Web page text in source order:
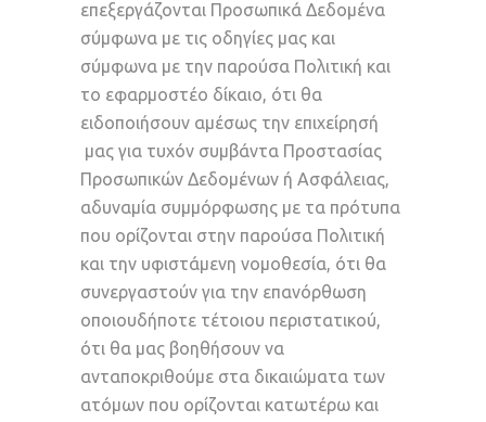
επεξεργάζονται Προσωπικά Δεδομένα
σύμφωνα με τις οδηγίες μας και
σύμφωνα με την παρούσα Πολιτική και
το εφαρμοστέο δίκαιο, ότι θα
ειδοποιήσουν αμέσως την επιχείρησή
μας για τυχόν συμβάντα Προστασίας
Προσωπικών Δεδομένων ή Ασφάλειας,
αδυναμία συμμόρφωσης με τα πρότυπα
που ορίζονται στην παρούσα Πολιτική
και την υφιστάμενη νομοθεσία, ότι θα
συνεργαστούν για την επανόρθωση
οποιουδήποτε τέτοιου περιστατικού,
ότι θα μας βοηθήσουν να
ανταποκριθούμε στα δικαιώματα των
ατόμων που ορίζονται κατωτέρω και